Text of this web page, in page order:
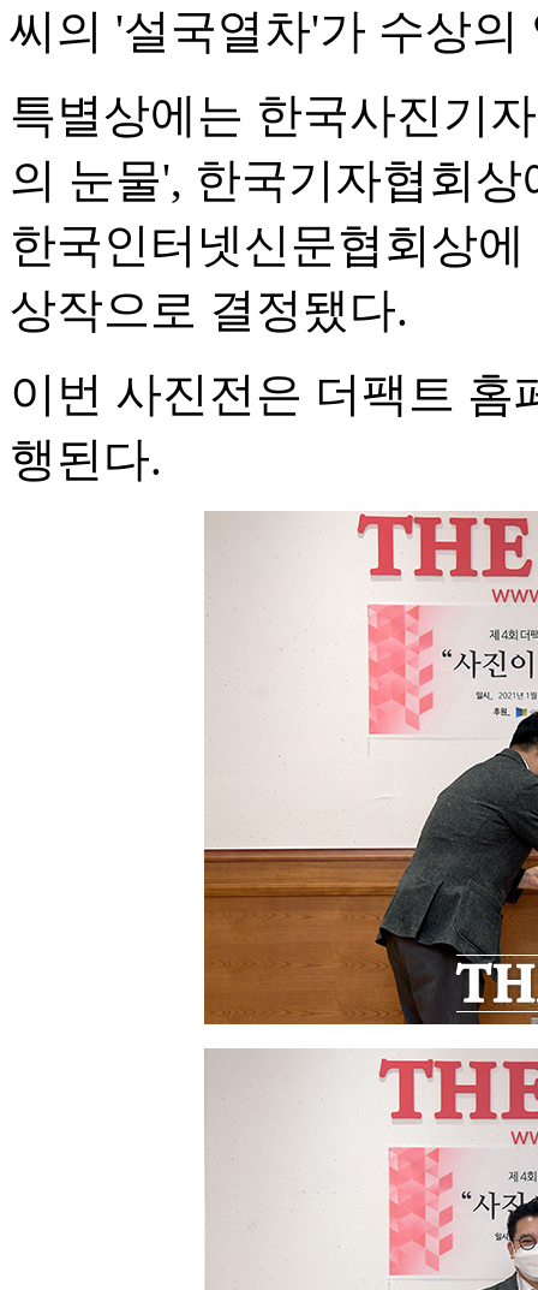
씨의 '설국열차'가 수상의
특별상에는 한국사진기
의 눈물', 한국기자협회
한국인터넷신문협회상
상작으로 결정됐다.
이번 사진전은 더팩트
행된다.